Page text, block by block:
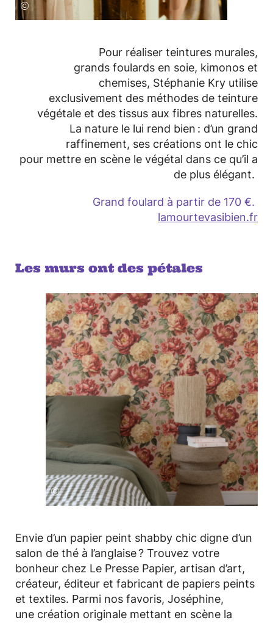
©
Pour réaliser teintures murales,
grands foulards en soie, kimonos et
chemises, Stéphanie Kry utilise
exclusivement des méthodes de teinture
végétale et des tissus aux fibres naturelles.
La nature le lui rend bien : d’un grand
raffinement, ses créations ont le chic
pour mettre en scène le végétal dans ce qu’il a
de plus élégant.
Grand foulard à partir de 170 €.
lamourtevasibien.fr
Les murs ont des pétales
©
Envie d’un papier peint shabby chic digne d’un
salon de thé à l’anglaise ? Trouvez votre
bonheur chez Le Presse Papier, artisan d’art,
créateur, éditeur et fabricant de papiers peints
et textiles. Parmi nos favoris, Joséphine,
une création originale mettant en scène la